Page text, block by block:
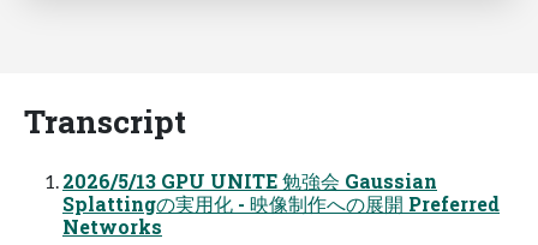
Transcript
2026/5/13 GPU UNITE 勉強会 Gaussian
Splattingの実用化 - 映像制作への展開 Preferred
Networks